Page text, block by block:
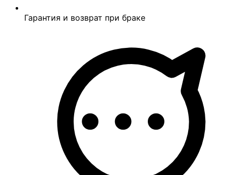
Гарантия и возврат при браке